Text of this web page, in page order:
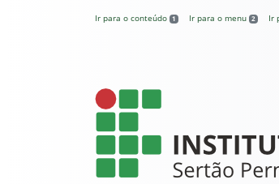
Ir para o conteúdo 1 Ir para o menu 2 Ir
IFSertãoPE